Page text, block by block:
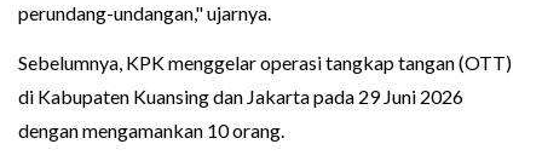
perundang-undangan," ujarnya.
Sebelumnya, KPK menggelar operasi tangkap tangan (OTT)
di Kabupaten Kuansing dan Jakarta pada 29 Juni 2026
dengan mengamankan 10 orang.